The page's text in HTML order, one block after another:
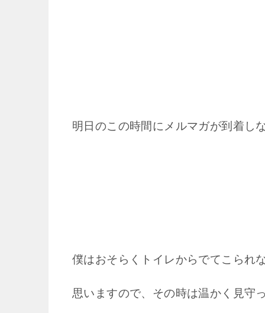
明日のこの時間にメルマガが到着し
僕はおそらくトイレからでてこられ
思いますので、その時は温かく見守